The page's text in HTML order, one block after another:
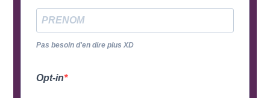
Pas besoin d'en dire plus XD
Opt-in